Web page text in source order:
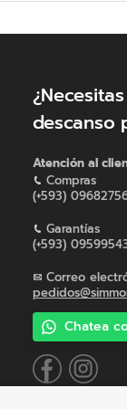
descanso
Atención al
Compras
(+593)
Garantías
(+593)
Correo
Chatea